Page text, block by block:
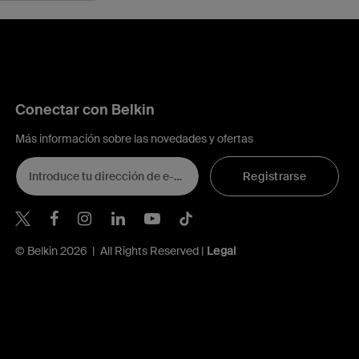
Conectar con Belkin
Más información sobre las novedades y ofertas
Registrarse
Belkin Twitter
© Belkin 2026 | All Rights Reserved | Legal